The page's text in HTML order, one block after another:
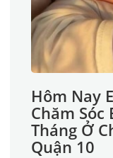
Hôm Nay
Chăm Sóc
Tháng Ở
Quận 10